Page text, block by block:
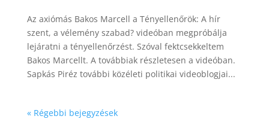
Az axiómás Bakos Marcell a Tényellenőrök: A hír
szent, a vélemény szabad? videóban megpróbálja
lejáratni a tényellenőrzést. Szóval fektcsekkeltem
Bakos Marcellt. A továbbiak részletesen a videóban.
Sapkás Piréz további közéleti politikai videoblogjai...
« Régebbi bejegyzések